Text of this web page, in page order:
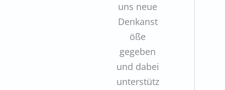
uns neue
Denkanst
öße
gegeben
und dabei
unterstütz